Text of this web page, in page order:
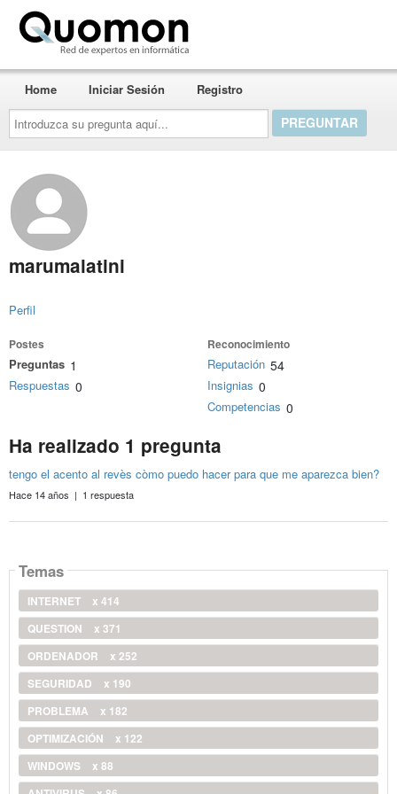
Introduzca
su
pregunta
aquí...
Home Iniciar Sesión Registro
marumalatini
Perfil
Postes
Preguntas 1
Respuestas 0
Reconocimiento
Reputación 54
Insignias 0
Competencias 0
Ha realizado 1 pregunta
tengo el acento al revès còmo puedo hacer para que me aparezca bien?
Hace 14 años | 1 respuesta
Temas
INTERNET
x 414
QUESTION
x 371
ORDENADOR
x 252
SEGURIDAD
x 190
PROBLEMA
x 182
OPTIMIZACIÓN
x 122
WINDOWS
x 88